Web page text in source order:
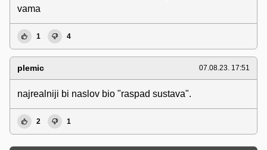
vama
1 4
plemic 07.08.23. 17:51
najrealniji bi naslov bio "raspad sustava".
2 1